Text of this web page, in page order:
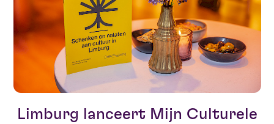
Limburg lanceert Mijn Culturele